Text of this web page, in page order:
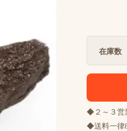
在庫数
◆２～３営
◆送料一律